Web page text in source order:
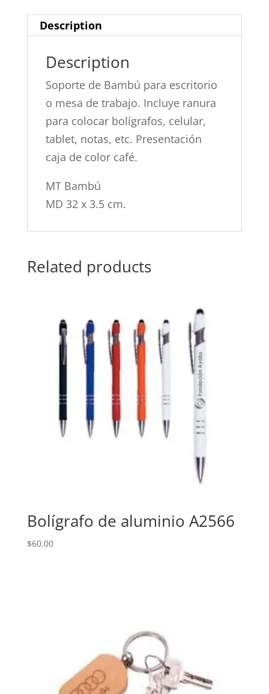
mesa
a2505
Bamdock
quantity
Description
Description
Soporte de Bambú para escritorio
o mesa de trabajo. Incluye ranura
para colocar bolígrafos, celular,
tablet, notas, etc. Presentación
caja de color café.
MT Bambú
MD 32 x 3.5 cm.
Related products
Bolígrafo de aluminio A2566
$60.00